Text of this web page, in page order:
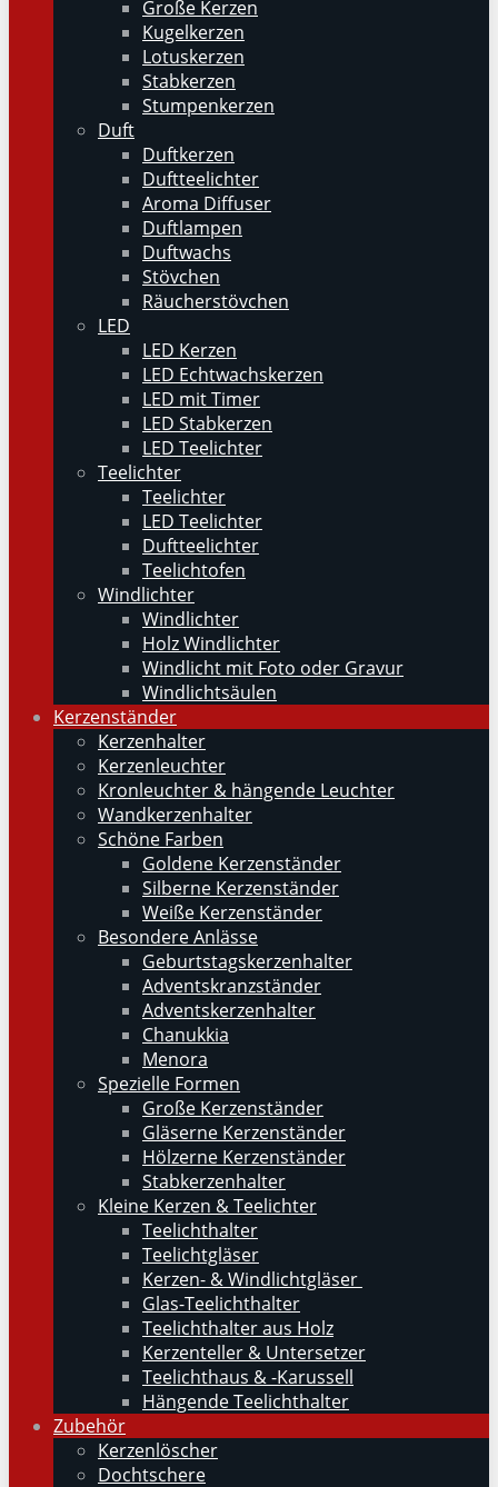
Große Kerzen
Kugelkerzen
Lotuskerzen
Stabkerzen
Stumpenkerzen
Duft
Duftkerzen
Duftteelichter
Aroma Diffuser
Duftlampen
Duftwachs
Stövchen
Räucherstövchen
LED
LED Kerzen
LED Echtwachskerzen
LED mit Timer
LED Stabkerzen
LED Teelichter
Teelichter
Teelichter
LED Teelichter
Duftteelichter
Teelichtofen
Windlichter
Windlichter
Holz Windlichter
Windlicht mit Foto oder Gravur
Windlichtsäulen
Kerzenständer
Kerzenhalter
Kerzenleuchter
Kronleuchter & hängende Leuchter
Wandkerzenhalter
Schöne Farben
Goldene Kerzenständer
Silberne Kerzenständer
Weiße Kerzenständer
Besondere Anlässe
Geburtstagskerzenhalter
Adventskranzständer
Adventskerzenhalter
Chanukkia
Menora
Spezielle Formen
Große Kerzenständer
Gläserne Kerzenständer
Hölzerne Kerzenständer
Stabkerzenhalter
Kleine Kerzen & Teelichter
Teelichthalter
Teelichtgläser
Kerzen- & Windlichtgläser
Glas-Teelichthalter
Teelichthalter aus Holz
Kerzenteller & Untersetzer
Teelichthaus & -Karussell
Hängende Teelichthalter
Zubehör
Kerzenlöscher
Dochtschere